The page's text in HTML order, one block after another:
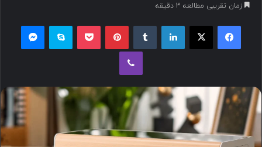
ا
ل
م
ی
ل
زمان تقریبی مطالعه 3 دقیقه
فیسبوک ایکس لینکداین پینتریست پاکت اسکایپ
وایبر